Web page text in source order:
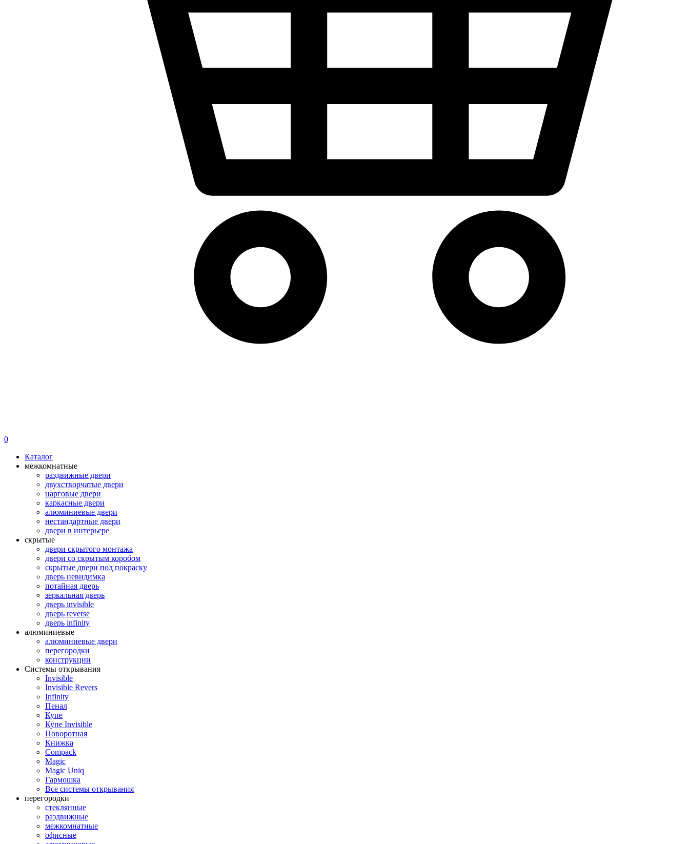
0
Каталог
межкомнатные
раздвижные двери
двухстворчатые двери
царговые двери
каркасные двери
алюминиевые двери
нестандартные двери
двери в интерьере
скрытые
двери скрытого монтажа
двери со скрытым коробом
скрытые двери под покраску
дверь невидимка
потайная дверь
зеркальная дверь
дверь invisible
дверь reverse
дверь infinity
алюминиевые
алюминиевые двери
перегородки
конструкции
Системы открывания
Invisible
Invisible Revers
Infinity
Пенал
Купе
Купе Invisible
Поворотная
Книжка
Compack
Magic
Magic Uniq
Гармошка
Все системы открывания
перегородки
стеклянные
раздвижные
межкомнатные
офисные